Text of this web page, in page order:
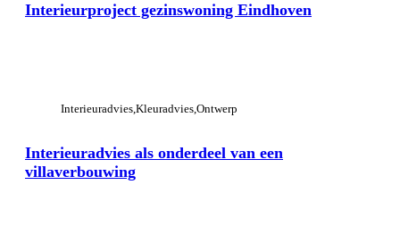
Interieurproject gezinswoning Eindhoven
Interieuradvies Kleuradvies Ontwerp
Interieuradvies als onderdeel van een
villaverbouwing